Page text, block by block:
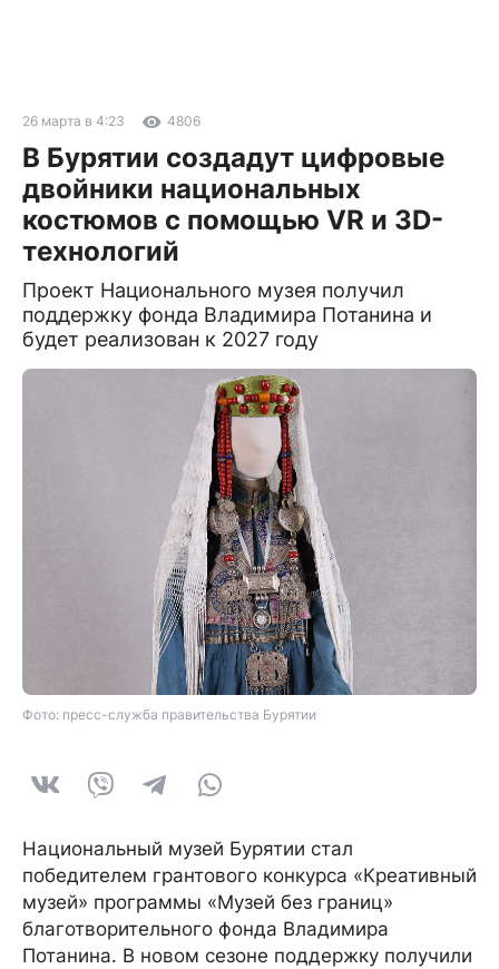
26 марта в 4:23 4806
В Бурятии создадут цифровые
двойники национальных
костюмов с помощью VR и 3D-
технологий
Проект Национального музея получил
поддержку фонда Владимира Потанина и
будет реализован к 2027 году
Фото: пресс-служба правительства Бурятии
Национальный музей Бурятии стал
победителем грантового конкурса «Креативный
музей» программы «Музей без границ»
благотворительного фонда Владимира
Потанина. В новом сезоне поддержку получили